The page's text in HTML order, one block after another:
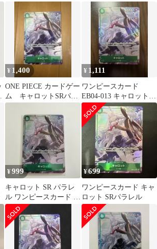
ラ))
¥ 1,400
ONE PIECE カードゲー
ム キャロットSRパラ
レル
¥ 1,111
ワンピースカード
EB04-013 キャロット
SR パラレル
¥999
キャロット SR パラレ
ル ワンピースカード エ
ッグヘッドクライシス
¥699
ワンピースカード キャ
ロット SRパラレル